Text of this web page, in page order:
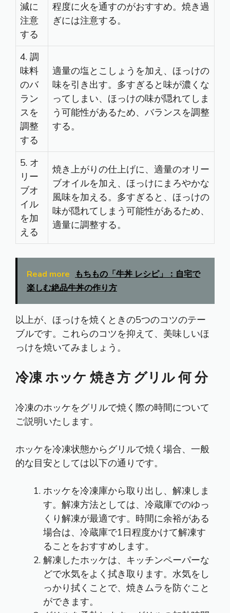
減に
注意
する
程度に火を通すのがおすすめ。焼き過
ぎには注意する。
4. 調
味料
のバ
ラン
スを
調整
する
適量の塩とこしょうを加え、ほっけの
味を引き出す。多すぎると味が濃くな
ってしまい、ほっけの味が隠れてしま
う可能性があるため、バランスを調整
する。
5. オ
リー
ブオ
イル
を加
える
焼き上がりの仕上げに、適量のオリー
ブオイルを加え、ほっけにまろやかな
風味を加える。多すぎると、ほっけの
味が隠れてしまう可能性があるため、
適量に調整する。
Read more
もちもの「牛丼 レシピ」：自宅で
楽しむ絶品牛丼の作り方
以上が、ほっけを焼くときの5つのコツのテー
ブルです。これらのコツを抑えて、美味しいほ
っけを焼いてみましょう。
冷凍 ホッケ 焼き方 グリル 何 分
冷凍のホッケをグリルで焼く際の時間について
ご説明いたします。
ホッケを冷凍状態からグリルで焼く場合、一般
的な目安としては以下の通りです。
ホッケを冷凍庫から取り出し、解凍しま
す。解凍方法としては、冷蔵庫でのゆっ
くり解凍が最適です。時間に余裕がある
場合は、冷蔵庫で1日程度かけて解凍す
ることをおすすめします。
解凍したホッケは、キッチンペーパーな
どで水気をよく拭き取ります。水気をし
っかり拭くことで、焼きムラを防ぐこと
ができます。